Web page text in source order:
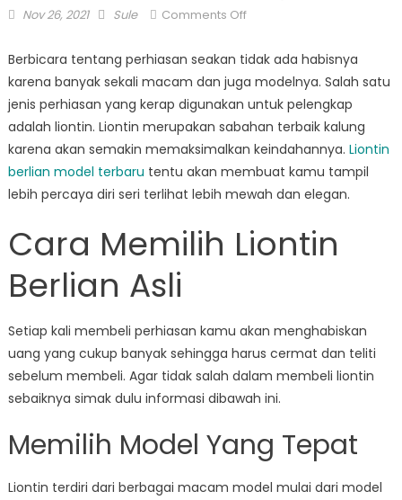
Posted
Nov 26, 2021 Author
Sule Comments Offon
Tidak
Salah
Pilih
Berlian
Model
Terbaru,
Yuk
Cara
Memilihnya
Berbicara tentang perhiasan seakan tidak ada habisnya
karena banyak sekali macam dan juga modelnya. Salah satu
jenis perhiasan yang kerap digunakan untuk pelengkap
adalah liontin. Liontin merupakan sabahan terbaik kalung
karena akan semakin memaksimalkan keindahannya. Liontin
berlian model terbaru tentu akan membuat kamu tampil
lebih percaya diri seri terlihat lebih mewah dan elegan.
Cara Memilih Liontin
Berlian Asli
Setiap kali membeli perhiasan kamu akan menghabiskan
uang yang cukup banyak sehingga harus cermat dan teliti
sebelum membeli. Agar tidak salah dalam membeli liontin
sebaiknya simak dulu informasi dibawah ini.
Memilih Model Yang Tepat
Liontin terdiri dari berbagai macam model mulai dari model